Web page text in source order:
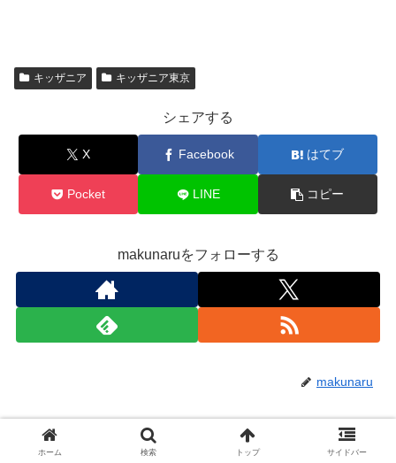
キッザニア キッザニア東京
シェアする
X Facebook はてブ
Pocket LINE コピー
makunaruをフォローする
makunaru
関連記事
ホーム 検索 トップ サイドバー